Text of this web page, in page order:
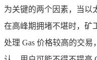
为关键的两个因素，当以
在高峰期拥堵不堪时，矿
处理 Gas 价格较高的交